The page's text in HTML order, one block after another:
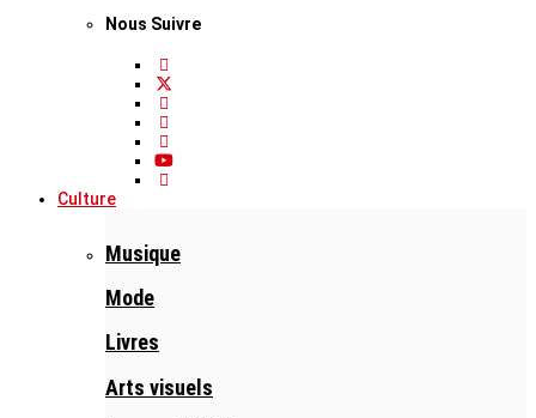
Nous Suivre
Culture
Musique
Mode
Livres
Arts visuels